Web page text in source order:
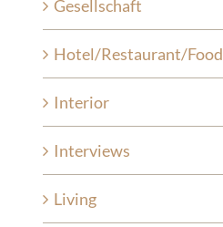
Gesellschaft
Hotel/Restaurant/Food
Interior
Interviews
Living